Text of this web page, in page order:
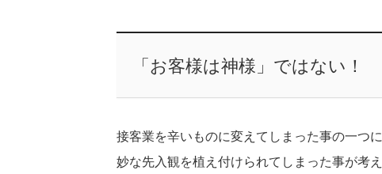
「お客様は神様」ではない！
接客業を辛いものに変えてしまった事の一つ
妙な先入観を植え付けられてしまった事が考